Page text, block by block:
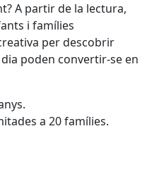
A partir de la lectura,
i famílies
per descobrir
poden convertir-se en
a 20 famílies.